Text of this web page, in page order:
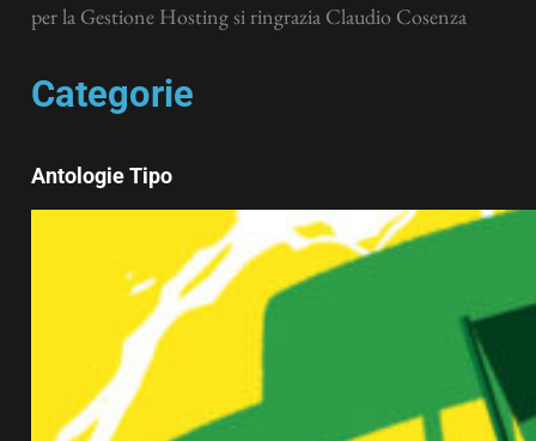
per la Gestione Hosting si ringrazia Claudio Cosenza
Categorie
Antologie Tipo